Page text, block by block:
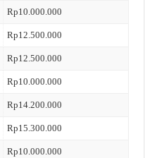
Rp10.000.000
Rp12.500.000
Rp12.500.000
Rp10.000.000
Rp14.200.000
Rp15.300.000
Rp10.000.000